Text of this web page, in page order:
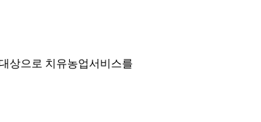
상으로 치유농업서비스를